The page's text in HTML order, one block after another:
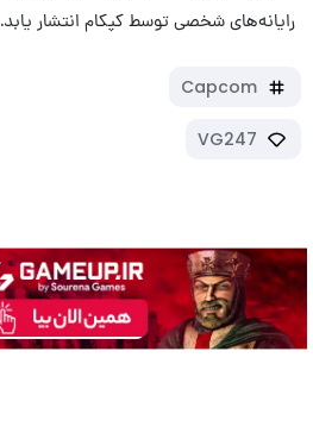
رایانه‌های شخصی توسط کپکام انتشار یابد.
Capcom
VG247